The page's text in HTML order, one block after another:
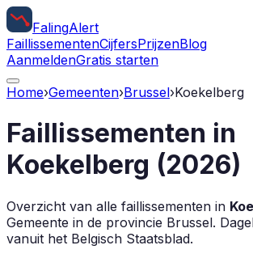
FalingAlert
FaillissementenCijfersPrijzenBlog
AanmeldenGratis starten
Home›Gemeenten›Brussel›Koekelberg
Faillissementen in
Koekelberg (2026)
Overzicht van alle faillissementen in
Gemeente in de provincie Brussel.
vanuit het Belgisch Staatsblad.